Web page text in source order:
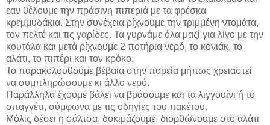
εαν θέλουμε την πράσινη πιπεριά με τα φρέσκα
κρεμμυδάκια. Στην συνέχεια ρίχνουμε την τριμμένη ντομάτα,
τον πελτέ και τις γαρίδες. Τα γυρνάμε όλα μαζί για λίγο με την
κουτάλα και μετά ρίχνουμε 2 ποτήρια νερό, το κονιάκ, το
αλάτι, το πιπέρι και τον κρόκο.
Το παρακολουθούμε βέβαια στην πορεία μήπως χρειαστεί
να συμπληρώσουμε κι άλλο νερό.
Παράλληλα έχουμε βάλει να βράσουμε και τα λιγγουίνι ή το
σπαγγέτι, σύμφωνα με τις οδηγίες του πακέτου.
Μόλις δέσει η σάλτσα, δοκιμάζουμε, διορθώνουμε στο αλάτι